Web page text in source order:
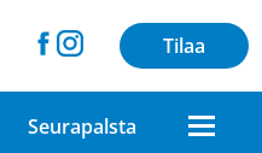
Tilaa
Seurapalsta